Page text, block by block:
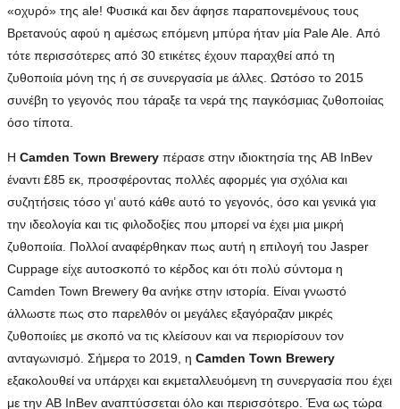
«οχυρό» της ale! Φυσικά και δεν άφησε παραπονεμένους τους
Βρετανούς αφού η αμέσως επόμενη μπύρα ήταν μία Pale Ale. Από
τότε περισσότερες από 30 ετικέτες έχουν παραχθεί από τη
ζυθοποιία μόνη της ή σε συνεργασία με άλλες. Ωστόσο το 2015
συνέβη το γεγονός που τάραξε τα νερά της παγκόσμιας ζυθοποιίας
όσο τίποτα.
Η Camden Town Brewery πέρασε στην ιδιοκτησία της AB InBev
έναντι £85 εκ, προσφέροντας πολλές αφορμές για σχόλια και
συζητήσεις τόσο γι’ αυτό κάθε αυτό το γεγονός, όσο και γενικά για
την ιδεολογία και τις φιλοδοξίες που μπορεί να έχει μια μικρή
ζυθοποιία. Πολλοί αναφέρθηκαν πως αυτή η επιλογή του Jasper
Cuppage είχε αυτοσκοπό το κέρδος και ότι πολύ σύντομα η
Camden Town Brewery θα ανήκε στην ιστορία. Είναι γνωστό
άλλωστε πως στο παρελθόν οι μεγάλες εξαγόραζαν μικρές
ζυθοποιίες με σκοπό να τις κλείσουν και να περιορίσουν τον
ανταγωνισμό. Σήμερα το 2019, η Camden Town Brewery
εξακολουθεί να υπάρχει και εκμεταλλευόμενη τη συνεργασία που έχει
με την AB InBev αναπτύσσεται όλο και περισσότερο. Ένα ως τώρα